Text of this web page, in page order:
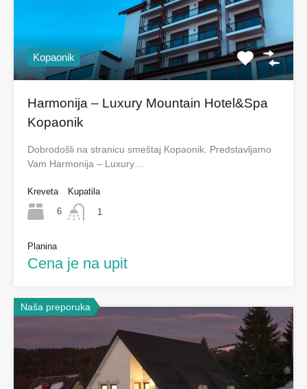
Kopaonik
Harmonija – Luxury Mountain Hotel&Spa
Kopaonik
Dobrodošli na stranicu smeštaj Kopaonik. Predstavljamo
Vam Harmonija – Luxury…
Kreveta
6
Kupatila
1
Planina
Cena je na upit
Naša preporuka